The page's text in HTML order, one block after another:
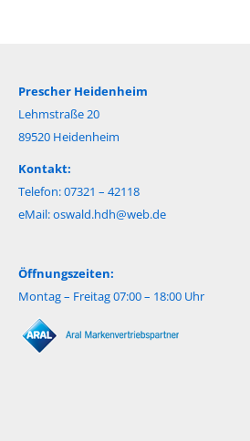
Prescher Heidenheim
Lehmstraße 20
89520 Heidenheim
Kontakt:
Telefon: 07321 – 42118
eMail:oswald.hdh@web.de
Öffnungszeiten:
Montag – Freitag 07:00 – 18:00 Uhr